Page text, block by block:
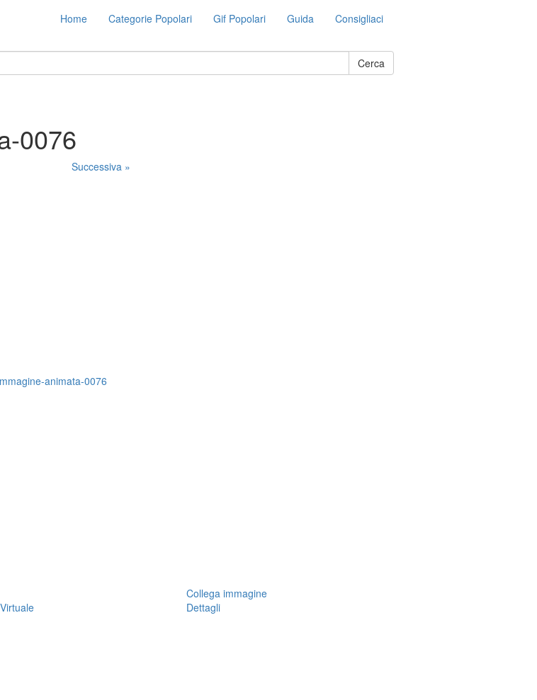
Home Categorie Popolari Gif Popolari Guida Consigliaci
Cerca
0076
Successiva »
Collega immagine
Dettagli